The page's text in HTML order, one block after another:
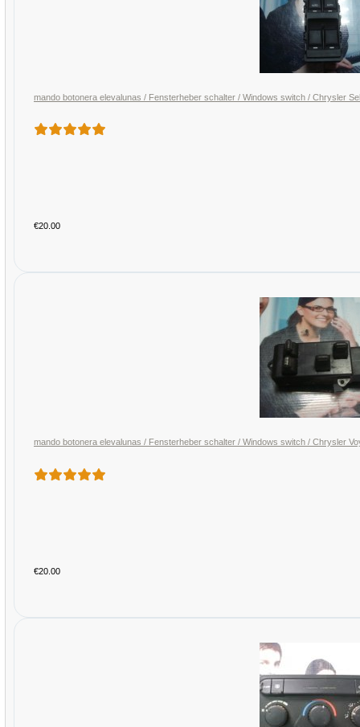
mando botonera elevalunas / Fensterheber schalter / Windows switch / Chrysler
€20.00
mando botonera elevalunas / Fensterheber schalter / Windows switch / Chrysler
€20.00